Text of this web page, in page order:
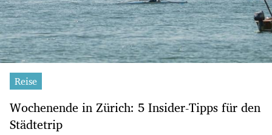
Reise
Wochenende in Zürich: 5 Insider-Tipps für den
Städtetrip